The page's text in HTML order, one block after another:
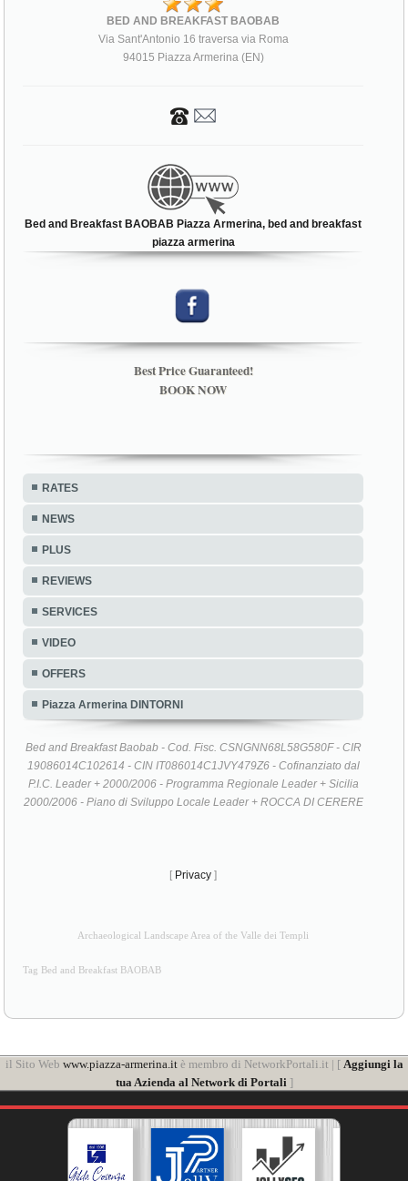
BED AND BREAKFAST BAOBAB
Via Sant'Antonio 16 traversa via Roma
94015 Piazza Armerina (EN)
Bed and Breakfast BAOBAB Piazza Armerina, bed and breakfast
piazza armerina
Best Price Guaranteed!
BOOK NOW
RATES
NEWS
PLUS
REVIEWS
SERVICES
VIDEO
OFFERS
Piazza Armerina DINTORNI
Bed and Breakfast Baobab - Cod. Fisc. CSNGNN68L58G580F - CIR
19086014C102614 - CIN IT086014C1JVY479Z6 - Cofinanziato dal
P.I.C. Leader + 2000/2006 - Programma Regionale Leader + Sicilia
2000/2006 - Piano di Sviluppo Locale Leader + ROCCA DI CERERE
[ Privacy ]
Archaeological Landscape Area of the Valle dei Templi
Tag Bed and Breakfast BAOBAB
il Sito Web www.piazza-armerina.itè membro di NetworkPortali.it | [ Aggiungi la
tua Azienda al Network di Portali ]